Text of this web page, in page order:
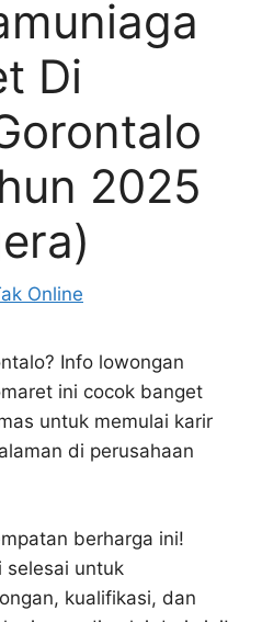
Di
2025
Online
Info lowongan
ini cocok banget
untuk memulai karir
di perusahaan
berharga ini!
selesai untuk
kualifikasi, dan